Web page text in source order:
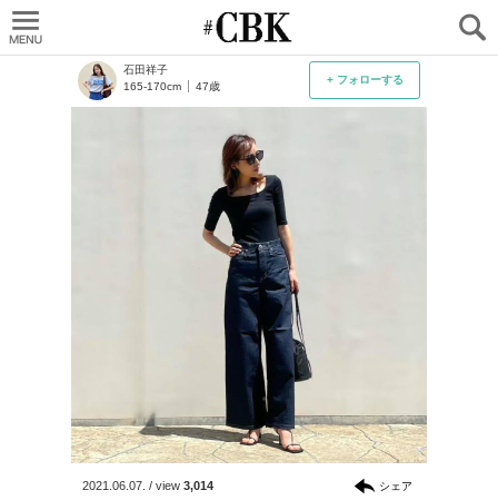
+ フォローする
石田祥子
165-170cm
47歳
2021.06.07. / view 3,014 シェア